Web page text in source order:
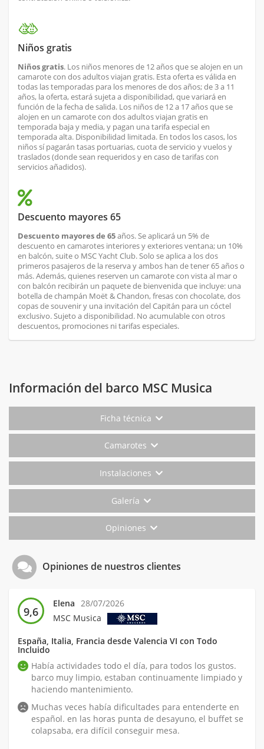
Niños gratis
Niños gratis. Los niños menores de 12 años que se alojen en un
camarote con dos adultos viajan gratis. Esta oferta es válida en
todas las temporadas para los menores de dos años; de 3 a 11
años, la oferta, estará sujeta a disponibilidad, que variará en
función de la fecha de salida. Los niños de 12 a 17 años que se
alojen en un camarote con dos adultos viajan gratis en
temporada baja y media, y pagan una tarifa especial en
temporada alta. Disponibilidad limitada. En todos los casos, los
niños sí pagarán tasas portuarias, cuota de servicio y vuelos y
traslados (donde sean requeridos y en caso de tarifas con
servicios añadidos).
Descuento mayores 65
Descuento mayores de 65años. Se aplicará un 5% de
descuento en camarotes interiores y exteriores ventana; un 10%
en balcón, suite o MSC Yacht Club. Solo se aplica a los dos
primeros pasajeros de la reserva y ambos han de tener 65 años o
más. Además, quienes reserven un camarote con vista al mar o
con balcón recibirán un paquete de bienvenida que incluye: una
botella de champán Moët & Chandon, fresas con chocolate, dos
copas de souvenir y una invitación del Capitán para un cóctel
exclusivo. Sujeto a disponibilidad. No acumulable con otros
descuentos, promociones ni tarifas especiales.
Información del barco MSC Musica
Ficha técnica
Camarotes
Instalaciones
Galería
Opiniones
Opiniones de nuestros clientes
9,6
Elena
28/07/2026
MSC Musica
España, Italia, Francia desde Valencia VI con Todo
Incluido
Había actividades todo el día, para todos los gustos.
barco muy limpio, estaban continuamente limpiado y
haciendo mantenimiento.
Muchas veces había dificultades para entenderte en
español. en las horas punta de desayuno, el buffet se
colapsaba, era difícil conseguir mesa.